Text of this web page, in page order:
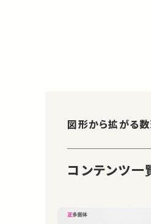
図形から拡がる
コンテンツ一